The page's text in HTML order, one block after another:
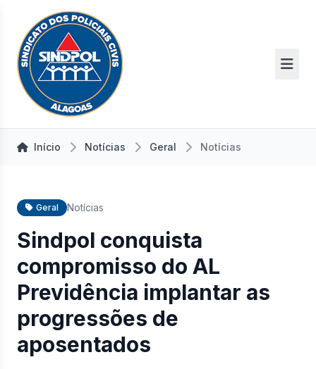
Início Notícias Geral Notícias
Geral Notícias
Sindpol conquista
compromisso do AL
Previdência implantar as
progressões de
aposentados